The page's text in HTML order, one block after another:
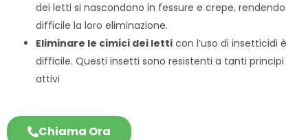
dei letti si nascondono in fessure e crepe, rendendo
difficile la loro eliminazione.
Eliminare le cimici dei letti con l’uso di insetticidi è
difficile. Questi insetti sono resistenti a tanti principi
attivi
Chiama Ora